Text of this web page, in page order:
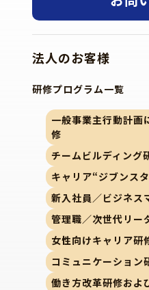
法人のお客様
研修プログラム一覧
一般事業主行動計画
修
チームビルディング
キャリア“ジブンス
新入社員／ビジネス
管理職／次世代リー
女性向けキャリア研
コミュニケーション
働き方改革研修およ